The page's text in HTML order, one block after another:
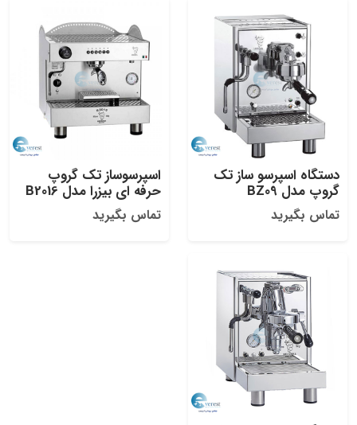
دستگاه اسپرسو ساز تک
گروپ مدل BZ09
تماس بگیرید
اسپرسوساز تک گروپ
حرفه ای بیزرا مدل B2016
تماس بگیرید